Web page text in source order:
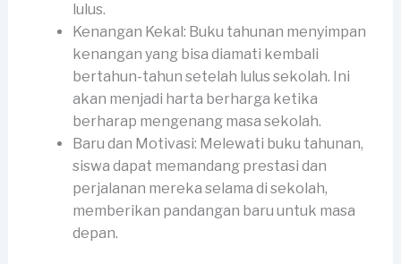
lulus.
Kenangan Kekal: Buku tahunan menyimpan
kenangan yang bisa diamati kembali
bertahun-tahun setelah lulus sekolah. Ini
akan menjadi harta berharga ketika
berharap mengenang masa sekolah.
Baru dan Motivasi: Melewati buku tahunan,
siswa dapat memandang prestasi dan
perjalanan mereka selama di sekolah,
memberikan pandangan baru untuk masa
depan.